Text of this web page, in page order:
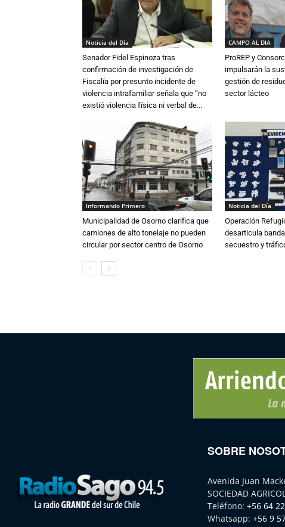
Noticia del Día
Senador Fidel Espinoza tras
confirmación de investigación de
Fiscalía por presunto incidente de
violencia intrafamiliar señala que “no
existió violencia física ni verbal de...
CAMPO AL DIA
ProREP y
impulsarán la
gestión de
sector lácteo
Informando Primero
Municipalidad de Osorno clarifica que
camiones de alto tonelaje no pueden
circular por sector centro de Osorno
Noticia del Día
Operación
desarticula
secuestro y
SOBRE
Avenida Juan
SOCIEDAD
Teléfono: +56 64
Whatsapp: +56 9